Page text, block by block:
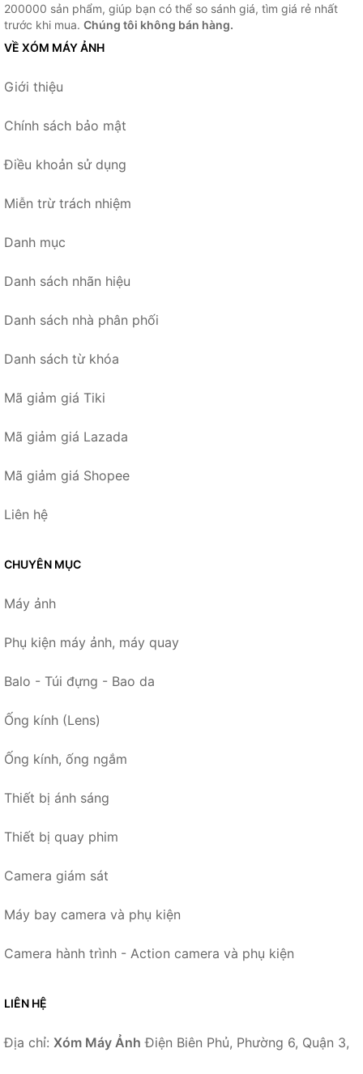
200000 sản phẩm, giúp bạn có thể so sánh giá, tìm giá rẻ nhất
trước khi mua. Chúng tôi không bán hàng.
VỀ XÓM MÁY ẢNH
Giới thiệu
Chính sách bảo mật
Điều khoản sử dụng
Miễn trừ trách nhiệm
Danh mục
Danh sách nhãn hiệu
Danh sách nhà phân phối
Danh sách từ khóa
Mã giảm giá Tiki
Mã giảm giá Lazada
Mã giảm giá Shopee
Liên hệ
CHUYÊN MỤC
Máy ảnh
Phụ kiện máy ảnh, máy quay
Balo - Túi đựng - Bao da
Ống kính (Lens)
Ống kính, ống ngắm
Thiết bị ánh sáng
Thiết bị quay phim
Camera giám sát
Máy bay camera và phụ kiện
Camera hành trình - Action camera và phụ kiện
LIÊN HỆ
Địa chỉ: Xóm Máy Ảnh Điện Biên Phủ, Phường 6, Quận 3,